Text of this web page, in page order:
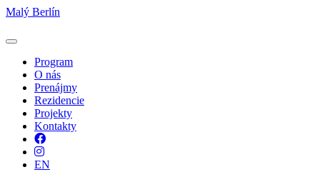
Malý Berlín
Program
O nás
Prenájmy
Rezidencie
Projekty
Kontakty
Facebook
Instagram
EN